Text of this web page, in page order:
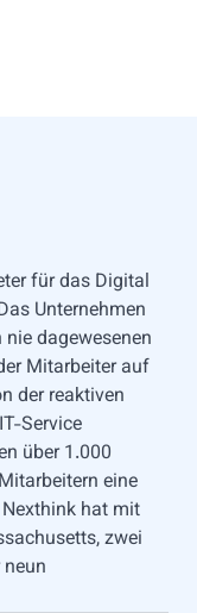
für das Digital
Unternehmen
dagewesenen
Mitarbeiter auf
der reaktiven
Service
über 1.000
eine
hat mit
zwei